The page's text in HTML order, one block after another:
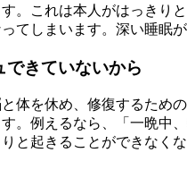
。これは本人がはっきり
てしまいます。深い睡眠
きていないから
体を休め、修復するため
。例えるなら、「一晩中
と起きることができなくな